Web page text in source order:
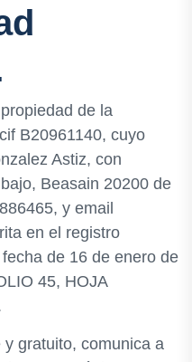
de la
B20961140, cuyo
Astiz, con
Beasain 20200 de
y email
en el registro
de 16 de enero de
45, HOJA
gratuito, comunica a